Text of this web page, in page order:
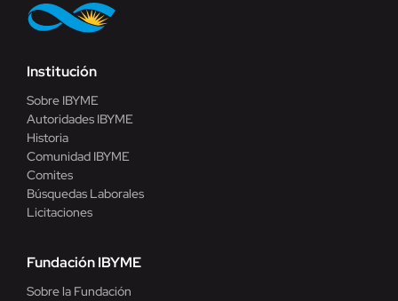
Institución
Sobre IBYME
Autoridades IBYME
Historia
Comunidad IBYME
Comites
Búsquedas Laborales
Licitaciones
Fundación IBYME
Sobre la Fundación